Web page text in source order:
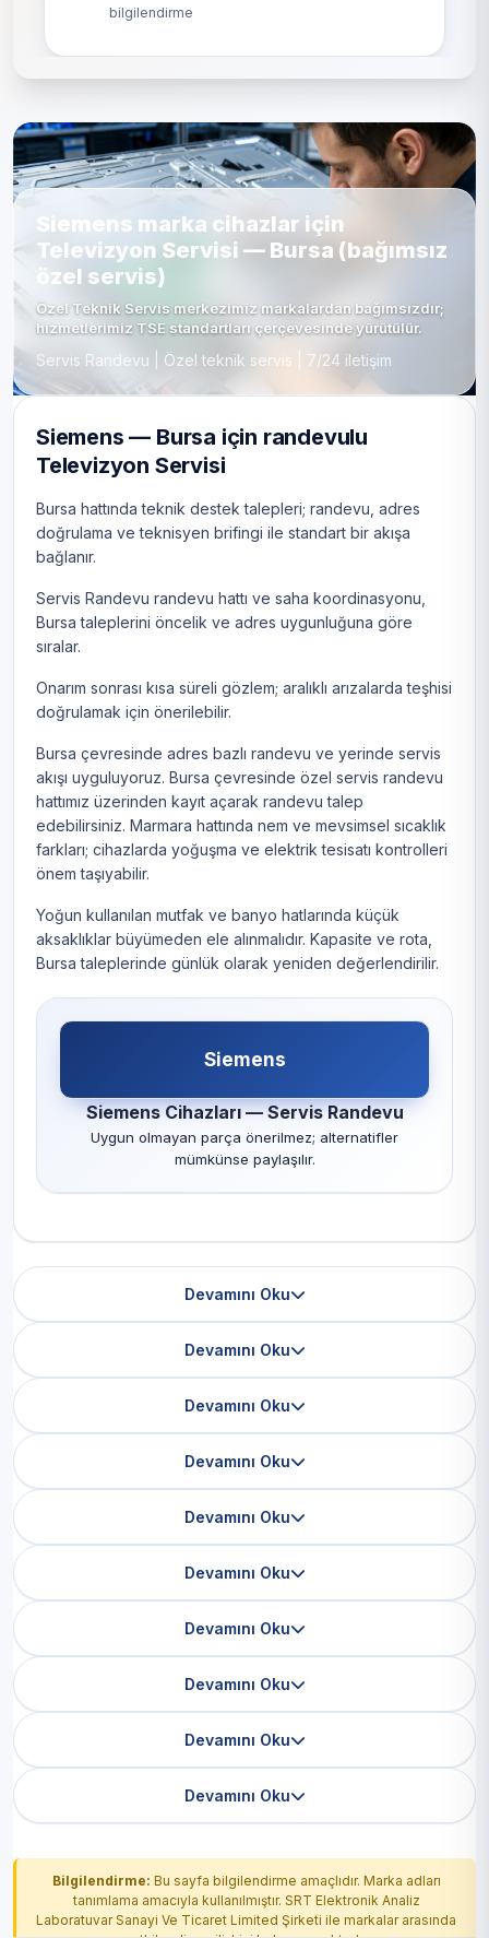
bilgilendirme
Siemens marka cihazlar için
Televizyon Servisi — Bursa (bağımsız
özel servis)
Özel Teknik Servis merkezimiz markalardan bağımsızdır;
hizmetlerimiz TSE standartları çerçevesinde yürütülür.
Servis Randevu | Özel teknik servis | 7/24 iletişim
Siemens — Bursa için randevulu
Televizyon Servisi
Bursa hattında teknik destek talepleri; randevu, adres
doğrulama ve teknisyen brifingi ile standart bir akışa
bağlanır.
Servis Randevu randevu hattı ve saha koordinasyonu,
Bursa taleplerini öncelik ve adres uygunluğuna göre
sıralar.
Onarım sonrası kısa süreli gözlem; aralıklı arızalarda teşhisi
doğrulamak için önerilebilir.
Bursa çevresinde adres bazlı randevu ve yerinde servis
akışı uyguluyoruz. Bursa çevresinde özel servis randevu
hattımız üzerinden kayıt açarak randevu talep
edebilirsiniz. Marmara hattında nem ve mevsimsel sıcaklık
farkları; cihazlarda yoğuşma ve elektrik tesisatı kontrolleri
önem taşıyabilir.
Yoğun kullanılan mutfak ve banyo hatlarında küçük
aksaklıklar büyümeden ele alınmalıdır. Kapasite ve rota,
Bursa taleplerinde günlük olarak yeniden değerlendirilir.
Siemens
Siemens Cihazları — Servis Randevu
Uygun olmayan parça önerilmez; alternatifler
mümkünse paylaşılır.
Devamını Oku
Devamını Oku
Devamını Oku
Devamını Oku
Devamını Oku
Devamını Oku
Devamını Oku
Devamını Oku
Devamını Oku
Devamını Oku
Bilgilendirme: Bu sayfa bilgilendirme amaçlıdır. Marka adları
tanımlama amacıyla kullanılmıştır. SRT Elektronik Analiz
Laboratuvar Sanayi Ve Ticaret Limited Şirketi ile markalar arasında